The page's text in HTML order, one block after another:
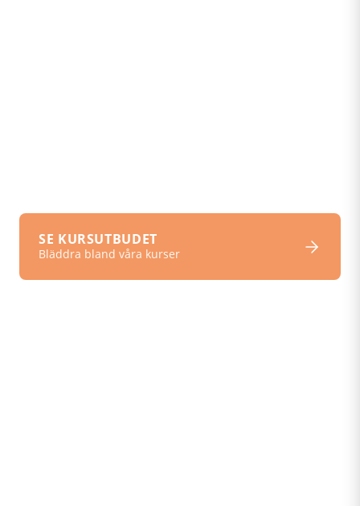
SE KURSUTBUDET
Bläddra bland våra kurser